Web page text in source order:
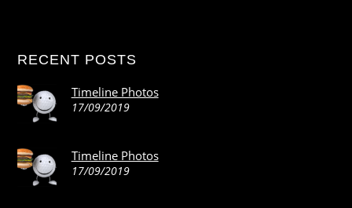
RECENT POSTS
Timeline Photos
17/09/2019
Timeline Photos
17/09/2019